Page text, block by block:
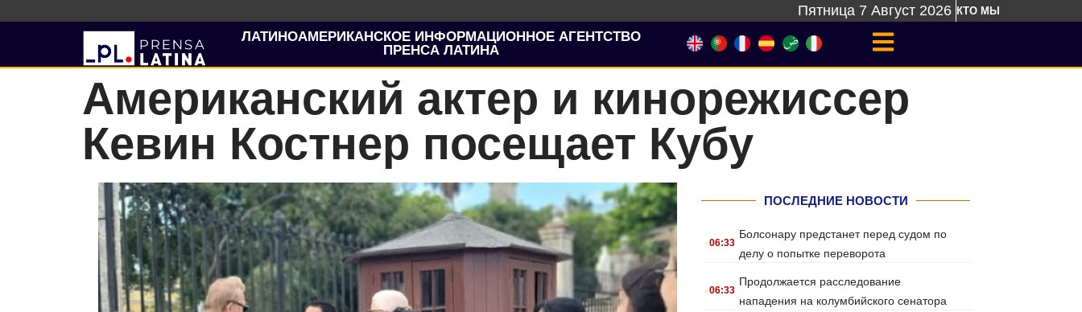
Пятница 7 Август 2026 КТО МЫ
ЛАТИНОАМЕРИКАНСКОЕ ИНФОРМАЦИОННОЕ АГЕНТСТВО
ПРЕНСА ЛАТИНА
Американский актер и кинорежиссер
Кевин Костнер посещает Кубу
ПОСЛЕДНИЕ НОВОСТИ
.06:33
Болсонару предстанет перед судом по
делу о попытке переворота
.06:33
Продолжается расследование
нападения на колумбийского сенатора